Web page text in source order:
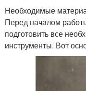
Необходимые
Перед началом
подготовить все
инструменты. Вот